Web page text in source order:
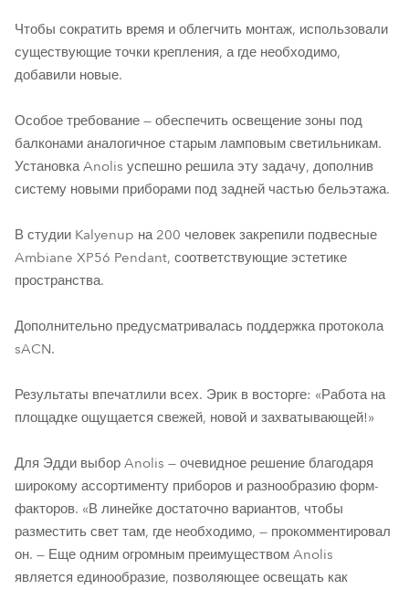
Чтобы сократить время и облегчить монтаж, использовали
существующие точки крепления, а где необходимо,
добавили новые.
Особое требование — обеспечить освещение зоны под
балконами аналогичное старым ламповым светильникам.
Установка Anolis успешно решила эту задачу, дополнив
систему новыми приборами под задней частью бельэтажа.
В студии Kalyenup на 200 человек закрепили подвесные
Ambiane XP56 Pendant, соответствующие эстетике
пространства.
Дополнительно предусматривалась поддержка протокола
sACN.
Результаты впечатлили всех. Эрик в восторге: «Работа на
площадке ощущается свежей, новой и захватывающей!»
Для Эдди выбор Anolis — очевидное решение благодаря
широкому ассортименту приборов и разнообразию форм-
факторов. «В линейке достаточно вариантов, чтобы
разместить свет там, где необходимо, — прокомментировал
он. — Еще одним огромным преимуществом Anolis
является единообразие, позволяющее освещать как